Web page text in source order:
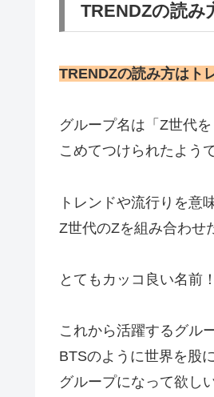
TRENDZの読み
TRENDZの読み方はト
グループ名は「Z世代
こめてつけられたようで
トレンドや流行りを意
Z世代のZを組み合わせ
とてもカッコ良い名前！
これから活躍するグル
BTSのように世界を股
グループになって欲し